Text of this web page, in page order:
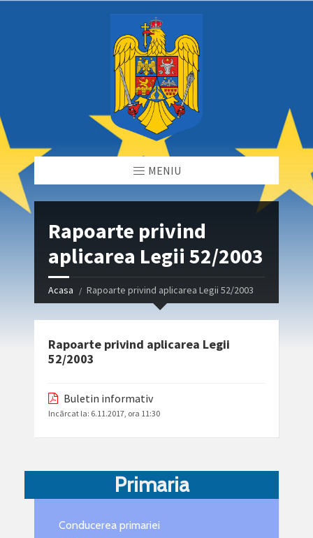
MENIU
Rapoarte privind
aplicarea Legii 52/2003
Acasa Rapoarte privind aplicarea Legii 52/2003
Rapoarte privind aplicarea Legii
52/2003
Buletin informativ
Incãrcat la: 6.11.2017, ora 11:30
Primaria
Conducerea primariei